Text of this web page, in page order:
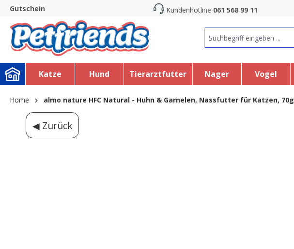
Skip to main navigation
Gutschein Kundenhotline 061 568 99 11
Katze Hund Tierarztfutter Nager Vogel
Home almo nature HFC Natural - Huhn & Garnelen, Nassfutter für Katzen, 70g
◀ Zurück